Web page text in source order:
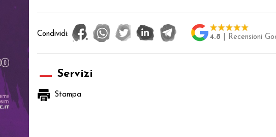
Condividi: 4.8 | Recensioni
Servizi
Stampa